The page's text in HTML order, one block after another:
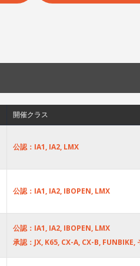
開催クラス
公認：IA1, IA2, LMX
公認：IA1, IA2, IBOPEN, LMX
公認：IA1, IA2, IBOPEN, LMX
承認：JX, K65, CX-A, CX-B, FUNBIKE,